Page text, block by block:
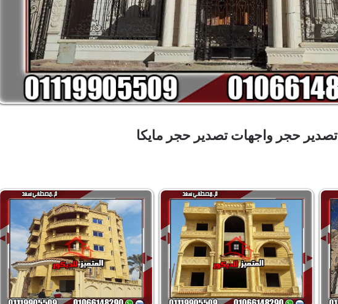
تصدير حجر واجهات تصدير حجر مايكا